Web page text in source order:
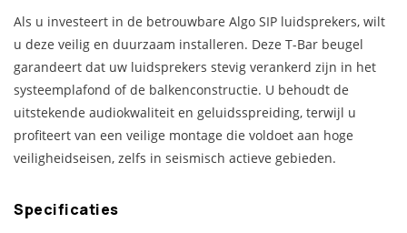
Als u investeert in de betrouwbare Algo SIP luidsprekers, wilt
u deze veilig en duurzaam installeren. Deze T-Bar beugel
garandeert dat uw luidsprekers stevig verankerd zijn in het
systeemplafond of de balkenconstructie. U behoudt de
uitstekende audiokwaliteit en geluidsspreiding, terwijl u
profiteert van een veilige montage die voldoet aan hoge
veiligheidseisen, zelfs in seismisch actieve gebieden.
Specificaties